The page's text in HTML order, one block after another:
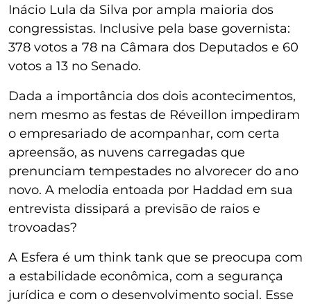
Inácio Lula da Silva por ampla maioria dos
congressistas. Inclusive pela base governista:
378 votos a 78 na Câmara dos Deputados e 60
votos a 13 no Senado.
Dada a importância dos dois acontecimentos,
nem mesmo as festas de Réveillon impediram
o empresariado de acompanhar, com certa
apreensão, as nuvens carregadas que
prenunciam tempestades no alvorecer do ano
novo. A melodia entoada por Haddad em sua
entrevista dissipará a previsão de raios e
trovoadas?
A Esfera é um think tank que se preocupa com
a estabilidade econômica, com a segurança
jurídica e com o desenvolvimento social. Esse